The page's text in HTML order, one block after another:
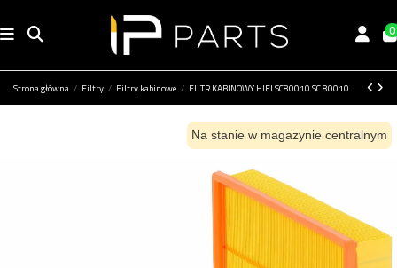
0
Strona główna Filtry Filtry kabinowe FILTR KABINOWY HIFI SC80010 SC 80010
Na stanie w magazynie centralnym